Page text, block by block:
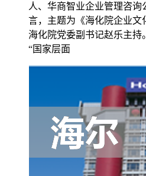
人、华商智业企业管理咨
言，主题为《海化院企业文
海化院党委副书记赵乐主
“国家层面